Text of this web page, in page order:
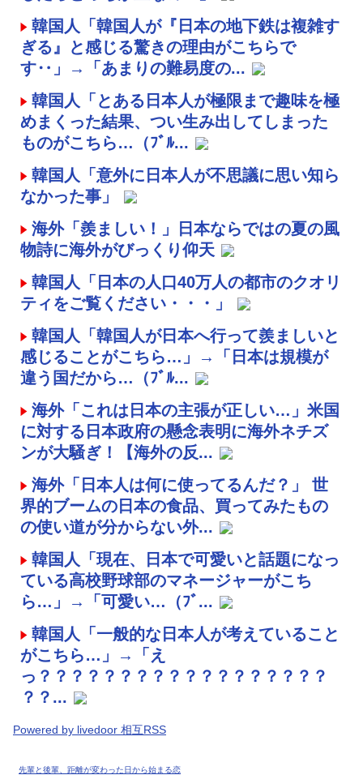
韓国人「韓国人が『日本の地下鉄は複雑す
ぎる』と感じる驚きの理由がこちらで
す‥」→「あまりの難易度の...
韓国人「とある日本人が極限まで趣味を極
めまくった結果、つい生み出してしまった
ものがこちら…（ﾌﾞﾙ...
韓国人「意外に日本人が不思議に思い知ら
なかった事」
海外「羨ましい！」日本ならではの夏の風
物詩に海外がびっくり仰天
韓国人「日本の人口40万人の都市のクオリ
ティをご覧ください・・・」
韓国人「韓国人が日本へ行って羨ましいと
感じることがこちら…」→「日本は規模が
違う国だから…（ﾌﾞﾙ...
海外「これは日本の主張が正しい…」米国
に対する日本政府の懸念表明に海外ネチズ
ンが大騒ぎ！【海外の反...
海外「日本人は何に使ってるんだ？」 世
界的ブームの日本の食品、買ってみたもの
の使い道が分からない外...
韓国人「現在、日本で可愛いと話題になっ
ている高校野球部のマネージャーがこち
ら…」→「可愛い…（ﾌﾞ...
韓国人「一般的な日本人が考えていること
がこちら…」→「え
っ？？？？？？？？？？？？？？？？？？
？？...
Powered by livedoor 相互RSS
先輩と後輩、距離が変わった日から始まる恋